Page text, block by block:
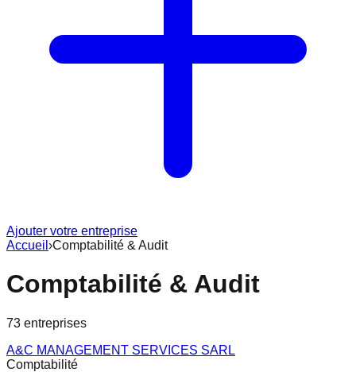
Ajouter votre entreprise
Accueil ›Comptabilité & Audit
Comptabilité & Audit
73 entreprises
A&C MANAGEMENT SERVICES SARL
Comptabilité